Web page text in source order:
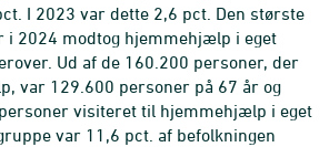
I 2023 var dette 2,6 pct. Den største
i 2024 modtog hjemmehjælp i eget
Ud af de 160.200 personer, der
var 129.600 personer på 67 år og
visiteret til hjemmehjælp i eget
var 11,6 pct. af befolkningen